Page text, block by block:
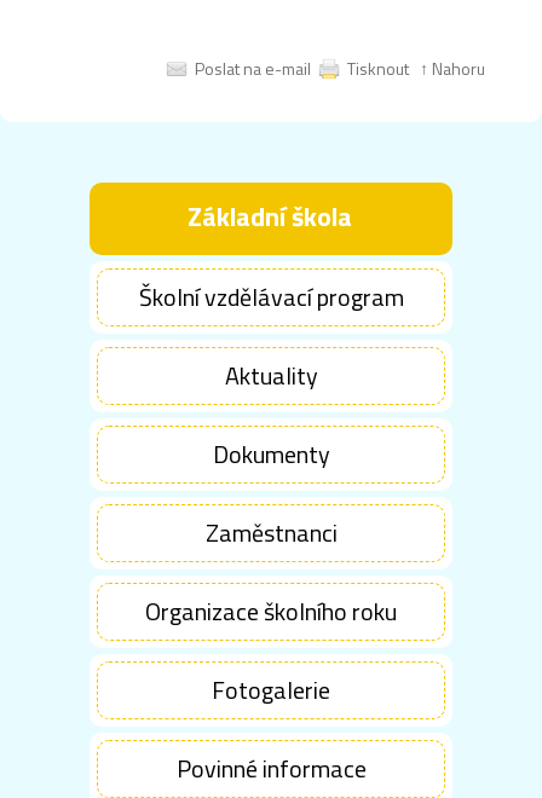
Poslat na e-mail Tisknout ↑ Nahoru
Základní škola
Školní vzdělávací program
Aktuality
Dokumenty
Zaměstnanci
Organizace školního roku
Fotogalerie
Povinné informace